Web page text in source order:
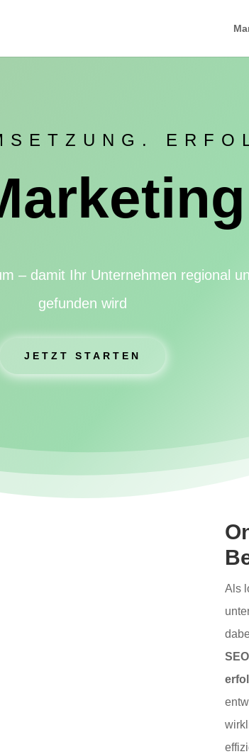
– damit Ihr Unternehmen regional
gefunden wird
JETZT STARTEN
Als